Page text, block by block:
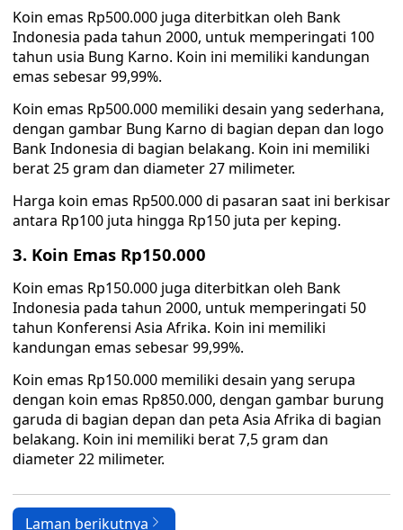
Koin emas Rp500.000 juga diterbitkan oleh Bank
Indonesia pada tahun 2000, untuk memperingati 100
tahun usia Bung Karno. Koin ini memiliki kandungan
emas sebesar 99,99%.
Koin emas Rp500.000 memiliki desain yang sederhana,
dengan gambar Bung Karno di bagian depan dan logo
Bank Indonesia di bagian belakang. Koin ini memiliki
berat 25 gram dan diameter 27 milimeter.
Harga koin emas Rp500.000 di pasaran saat ini berkisar
antara Rp100 juta hingga Rp150 juta per keping.
3. Koin Emas Rp150.000
Koin emas Rp150.000 juga diterbitkan oleh Bank
Indonesia pada tahun 2000, untuk memperingati 50
tahun Konferensi Asia Afrika. Koin ini memiliki
kandungan emas sebesar 99,99%.
Koin emas Rp150.000 memiliki desain yang serupa
dengan koin emas Rp850.000, dengan gambar burung
garuda di bagian depan dan peta Asia Afrika di bagian
belakang. Koin ini memiliki berat 7,5 gram dan
diameter 22 milimeter.
Laman berikutnya